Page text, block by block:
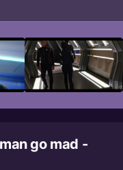
go mad -